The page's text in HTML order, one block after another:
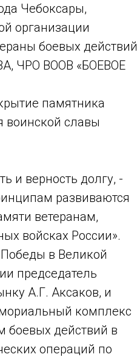
Чебоксары,
организации
боевых действий
ЧРО ВООВ «БОЕВОЕ
памятника
воинской славы
и верность долгу, -
развиваются
ветеранам,
войсках России».
в Великой
председатель
А.Г. Аксаков, и
комплекс
боевых действий в
операций по